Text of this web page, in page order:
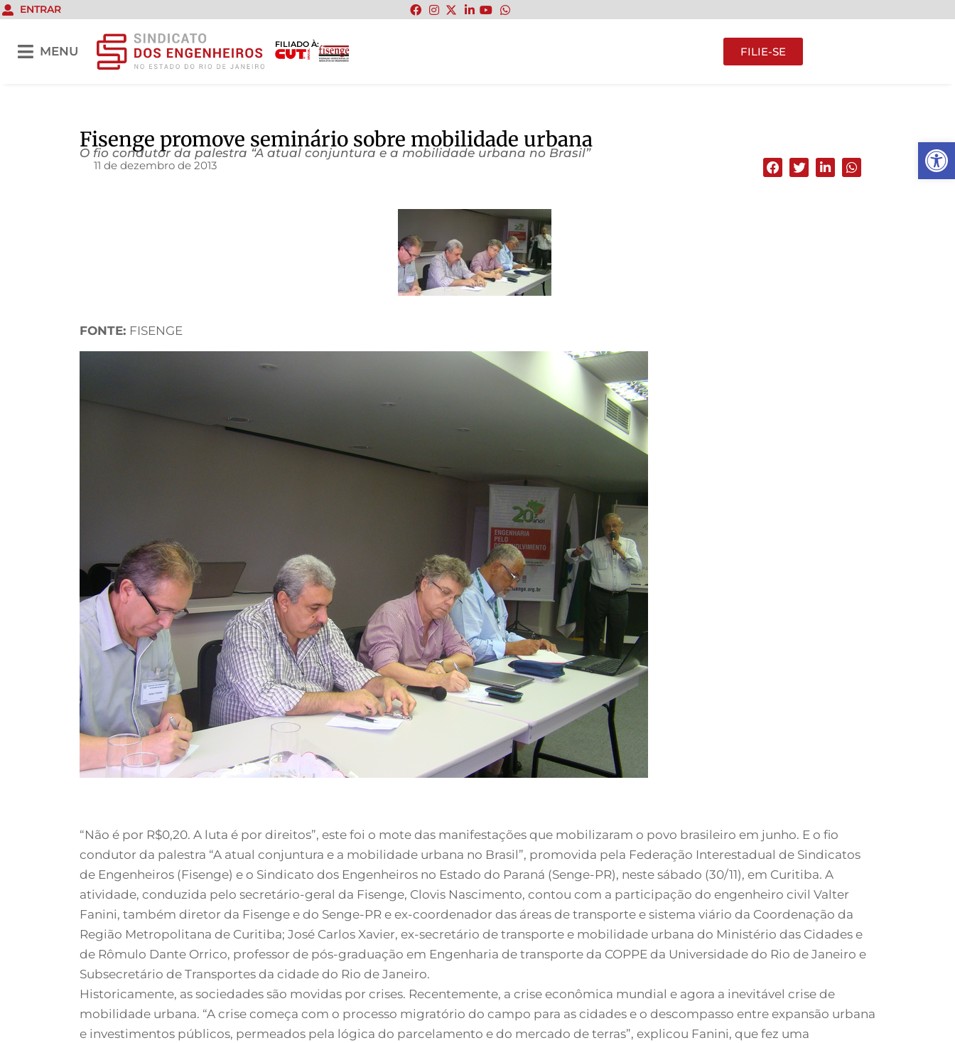
Abrir
ENTRAR
MENU
FILIADO À:
FILIE-SE
Fisenge promove seminário sobre mobilidade urbana
O fio condutor da palestra “A atual conjuntura e a mobilidade urbana no Brasil”
11 de dezembro de 2013
FONTE: FISENGE
“Não é por R$0,20. A luta é por direitos”, este foi o mote das manifestações que mobilizaram o povo brasileiro em junho. E o fio
condutor da palestra “A atual conjuntura e a mobilidade urbana no Brasil”, promovida pela Federação Interestadual de Sindicatos
de Engenheiros (Fisenge) e o Sindicato dos Engenheiros no Estado do Paraná (Senge-PR), neste sábado (30/11), em Curitiba. A
atividade, conduzida pelo secretário-geral da Fisenge, Clovis Nascimento, contou com a participação do engenheiro civil Valter
Fanini, também diretor da Fisenge e do Senge-PR e ex-coordenador das áreas de transporte e sistema viário da Coordenação da
Região Metropolitana de Curitiba; José Carlos Xavier, ex-secretário de transporte e mobilidade urbana do Ministério das Cidades e
de Rômulo Dante Orrico, professor de pós-graduação em Engenharia de transporte da COPPE da Universidade do Rio de Janeiro e
Subsecretário de Transportes da cidade do Rio de Janeiro.
Historicamente, as sociedades são movidas por crises. Recentemente, a crise econômica mundial e agora a inevitável crise de
mobilidade urbana. “A crise começa com o processo migratório do campo para as cidades e o descompasso entre expansão urbana
e investimentos públicos, permeados pela lógica do parcelamento e do mercado de terras”, explicou Fanini, que fez uma